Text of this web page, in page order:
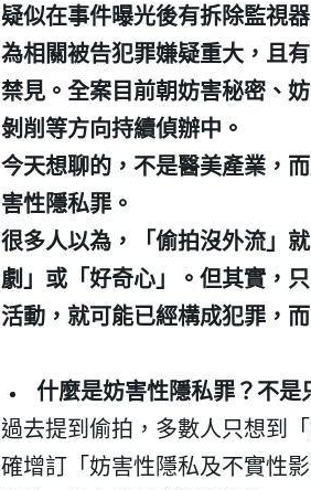
疑似在事件曝光後有拆除監視
為相關被告犯罪嫌疑重大，且
禁見。全案目前朝妨害秘密、
剝削等方向持續偵辦中。
今天想聊的，不是醫美產業，
害性隱私罪。
很多人以為，「偷拍沒外流」
劇」或「好奇心」。但其實，
活動，就可能已經構成犯罪，
什麼是妨害性隱私罪？不是
過去提到偷拍，多數人只想到
確增訂「妨害性隱私及不實性